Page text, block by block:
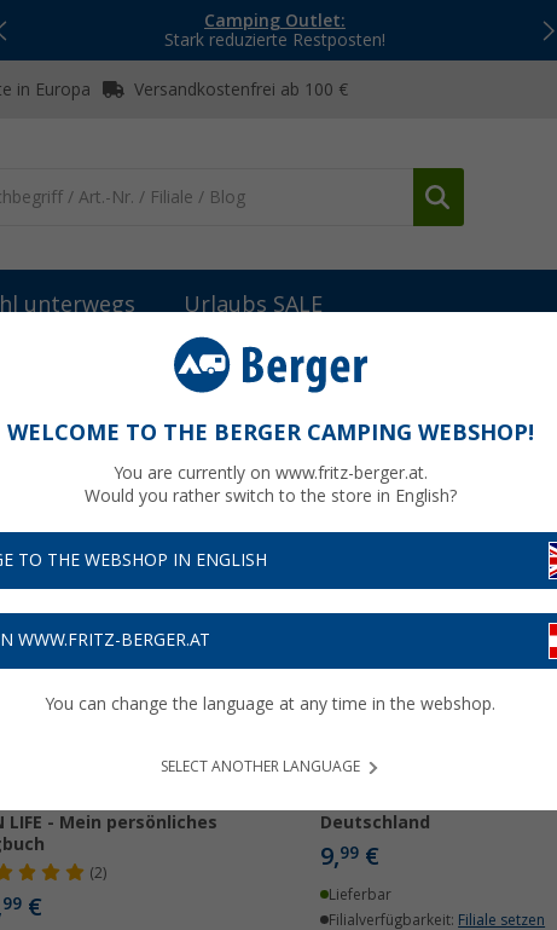
Camping Outlet:
Stark reduzierte Restposten!
in Europa Versandkostenfrei ab 100 €
unterwegs Urlaubs SALE
LIFE - Mein persönliches
(2)
99 €
Deutschland
9,99€
Lieferbar
Filialverfügbarkeit: Filiale setzen
WELCOME TO THE BERGER CAMPING WEBSHOP!
You are currently on www.fritz-berger.at.
Would you rather switch to the store in English?
TO THE WEBSHOP IN ENGLISH
WWW.FRITZ-BERGER.AT
You can change the language at any time in the webshop.
SELECT ANOTHER LANGUAGE